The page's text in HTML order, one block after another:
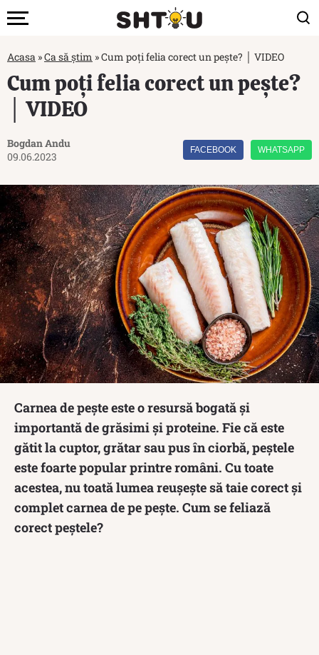
Acasa »Ca să știm »Cum poți felia corect un pește? │ VIDEO
Cum poți felia corect un pește?
│ VIDEO
Bogdan Andu
09.06.2023
FACEBOOK WHATSAPP
Carnea de pește este o resursă bogată și
importantă de grăsimi și proteine. Fie că este
gătit la cuptor, grătar sau pus în ciorbă, peștele
este foarte popular printre români. Cu toate
acestea, nu toată lumea reușește să taie corect și
complet carnea de pe pește. Cum se feliază
corect peștele?